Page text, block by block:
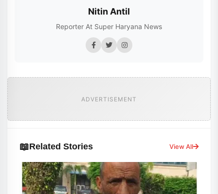
Nitin Antil
Reporter At Super Haryana News
ADVERTISEMENT
📖Related Stories View All